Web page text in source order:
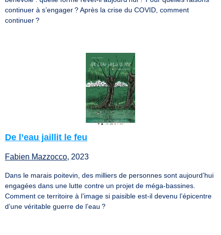
continuer à s’engager ? Après la crise du COVID, comment
continuer ?
De l’eau jaillit le feu
Fabien Mazzocco, 2023
Dans le marais poitevin, des milliers de personnes sont aujourd’hui
engagées dans une lutte contre un projet de méga-bassines.
Comment ce territoire à l’image si paisible est-il devenu l’épicentre
d’une véritable guerre de l’eau ?